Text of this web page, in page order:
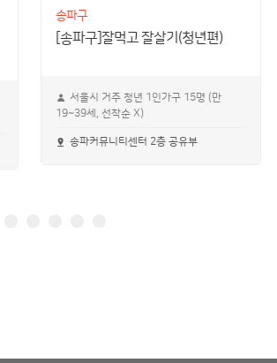
송파구
[송파구]잘먹고 잘살기(청년편)
서울시 거주 청년 1인가구 15명 (만
19~39세, 선착순 X)
송파커뮤니티센터 2층 공유부